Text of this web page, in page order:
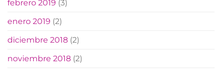
febrero 2019 (3)
enero 2019 (2)
diciembre 2018 (2)
noviembre 2018 (2)